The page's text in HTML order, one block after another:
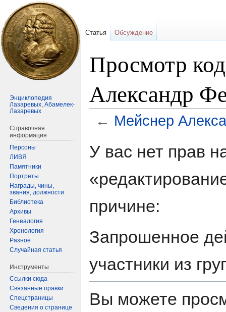
Просмотр
Александр
← Мейснер
ккУ вас нет прав
причине:
Запрошенное
участники из
Вы можете
Статья Обсуждение
Энциклопедия
Лазаревых, Абамелек-
Лазаревых
Справочная
информация
Персоны
ЛИВЯ
Памятники
Портреты
Награды, чины,
звания, должности
Библиотека
Архивы
Генеалогия
Хронология
Разное
Случайная статья
Инструменты
Ссылки сюда
Связанные правки
Спецстраницы
Сведения о странице